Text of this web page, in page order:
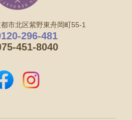
市北区紫野東舟岡町55-1
296-481
451-8040